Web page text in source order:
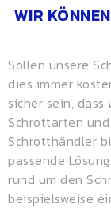
WIR
Sollen unsere
dies immer
sicher sein,
Schrottarten
Schrotthändler
passende
rund um den
beispielsweise